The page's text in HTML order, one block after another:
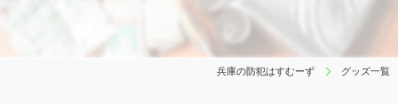
兵庫の防犯はすむーず グッズ一覧